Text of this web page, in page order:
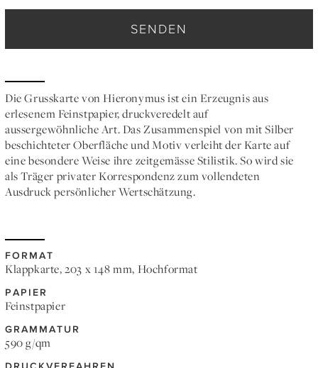
SENDEN
Die Grusskarte von Hieronymus ist ein Erzeugnis aus
erlesenem Feinstpapier, druckveredelt auf
aussergewöhnliche Art. Das Zusammenspiel von mit Silber
beschichteter Oberfläche und Motiv verleiht der Karte auf
eine besondere Weise ihre zeitgemässe Stilistik. So wird sie
als Träger privater Korrespondenz zum vollendeten
Ausdruck persönlicher Wertschätzung.
FORMAT
Klappkarte, 203 x 148 mm, Hochformat
PAPIER
Feinstpapier
GRAMMATUR
590 g/qm
DRUCKVERFAHREN